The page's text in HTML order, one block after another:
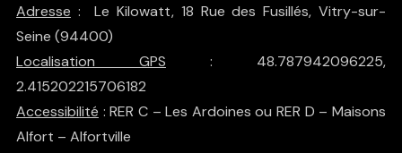
Adresse : Le Kilowatt, 18 Rue des Fusillés, Vitry-sur-
Seine (94400)
Localisation GPS : 48.787942096225,
2.415202215706182
Accessibilité : RER C – Les Ardoines ou RER D – Maisons
Alfort – Alfortville